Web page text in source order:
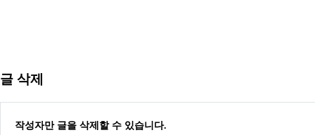
글 삭제
작성자만 글을 삭제할 수 있습니다.